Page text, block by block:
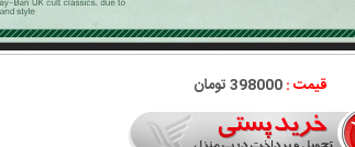
قیمت :398000 تومان